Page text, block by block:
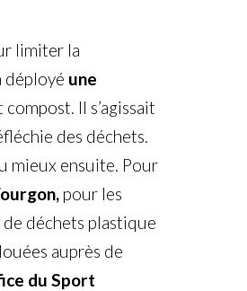
limiter la
déployé une
Il s’agissait
des déchets.
mieux ensuite. Pour
pour les
déchets plastique
auprès de
du Sport